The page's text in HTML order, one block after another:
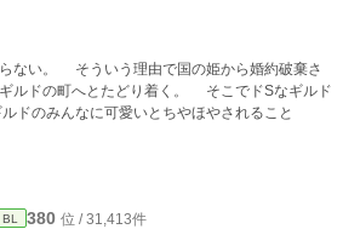
ら婚約破棄さ
とたどり着く。 そこでドSなギルド
ドのみんなに可愛いとちやほやされること
BL 380 位 / 31,413件